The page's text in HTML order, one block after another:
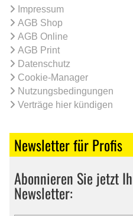
Impressum
AGB Shop
AGB Online
AGB Print
Datenschutz
Cookie-Manager
Nutzungsbedingungen
Verträge hier kündigen
Newsletter für Profis
Abonnieren Sie jetzt
Newsletter: